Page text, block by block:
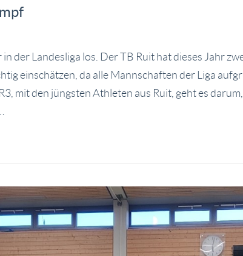
der Landesliga los. Der TB Ruit hat dieses Jahr
einschätzen, da alle Mannschaften der Liga
mit den jüngsten Athleten aus Ruit, geht es